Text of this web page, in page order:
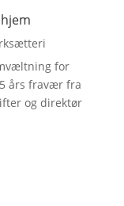
for
års fravær fra
og direktør